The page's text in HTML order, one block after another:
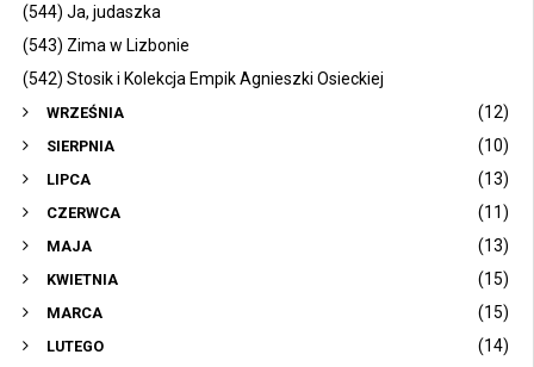
(544) Ja, judaszka
(543) Zima w Lizbonie
(542) Stosik i Kolekcja Empik Agnieszki Osieckiej
WRZEŚNIA (12)
SIERPNIA (10)
LIPCA (13)
CZERWCA (11)
MAJA (13)
KWIETNIA (15)
MARCA (15)
LUTEGO (14)